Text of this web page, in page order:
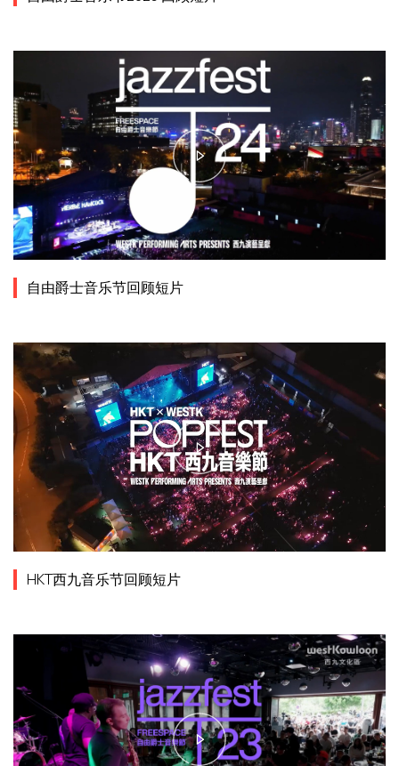
自由爵士音乐节回顾短片
HKT西九音乐节回顾短片